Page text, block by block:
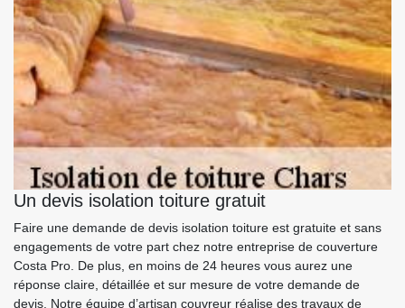
Un devis isolation toiture gratuit
Faire une demande de devis isolation toiture est gratuite et sans
engagements de votre part chez notre entreprise de couverture
Costa Pro. De plus, en moins de 24 heures vous aurez une
réponse claire, détaillée et sur mesure de votre demande de
devis. Notre équipe d’artisan couvreur réalise des travaux de